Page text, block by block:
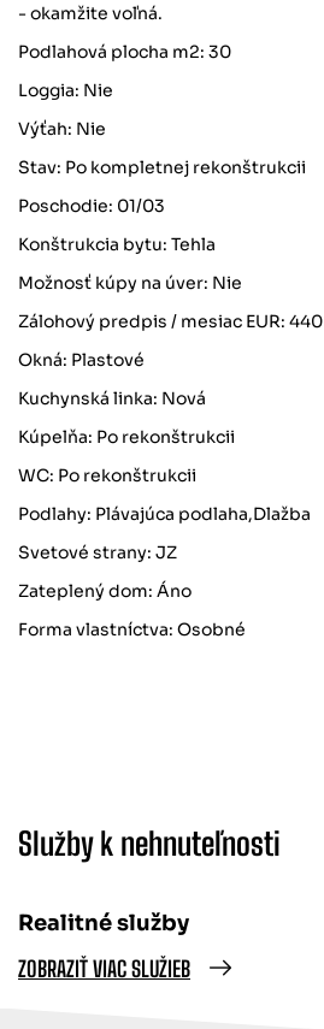
- okamžite voľná.
Podlahová plocha m2: 30
Loggia: Nie
Výťah: Nie
Stav: Po kompletnej rekonštrukcii
Poschodie: 01/03
Konštrukcia bytu: Tehla
Možnosť kúpy na úver: Nie
Zálohový predpis / mesiac EUR: 440
Okná: Plastové
Kuchynská linka: Nová
Kúpelňa: Po rekonštrukcii
WC: Po rekonštrukcii
Podlahy: Plávajúca podlaha,Dlažba
Svetové strany: JZ
Zateplený dom: Áno
Forma vlastníctva: Osobné
Služby k nehnuteľnosti
Realitné služby
ZOBRAZIŤ VIAC SLUŽIEB